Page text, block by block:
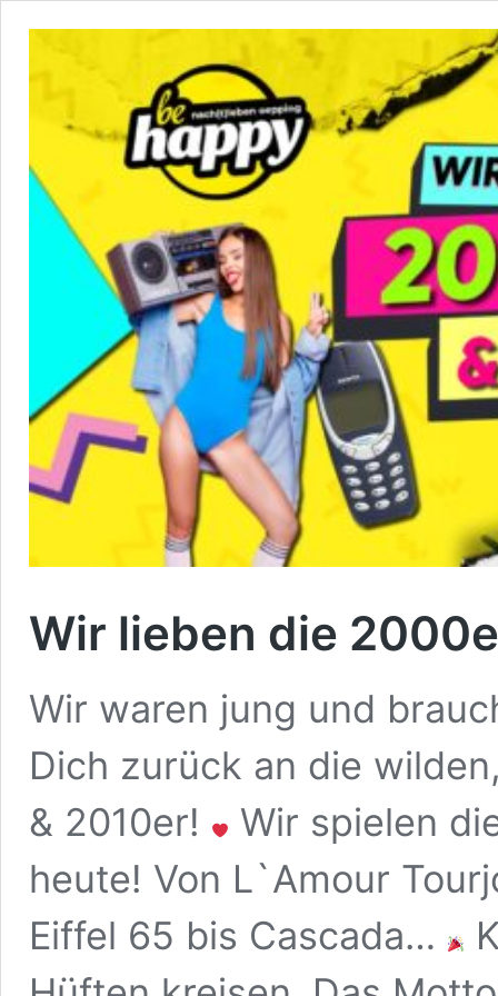
Wir lieben die
Wir waren jung und
Dich zurück an die
& 2010er!
Wir spielen
heute! Von L`Amour
Eiffel 65 bis Cascada…